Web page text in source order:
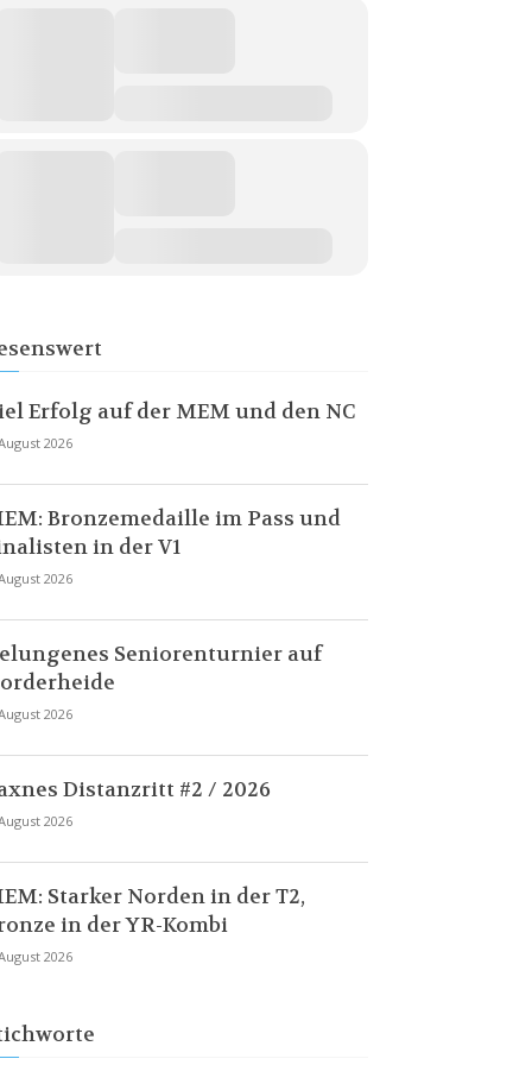
Erfolg auf der MEM und den NC
2026
Bronzemedaille im Pass und
in der V1
2026
Seniorenturnier auf
2026
Distanzritt #2 / 2026
2026
Starker Norden in der T2,
in der YR-Kombi
2026